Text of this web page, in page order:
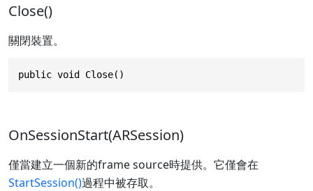
Close()
關閉裝置。
public void Close()
OnSessionStart(ARSession)
僅當建立一個新的frame source時提供。它僅會在
StartSession()過程中被存取。